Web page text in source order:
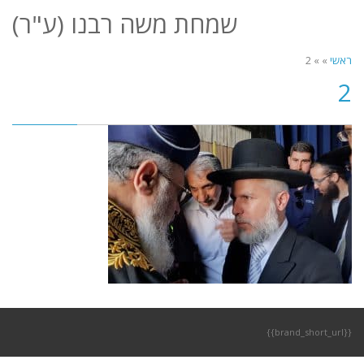
שמחת משה רבנו (ע"ר)
ראשי »
»
2
2
{{brand_short_url}}